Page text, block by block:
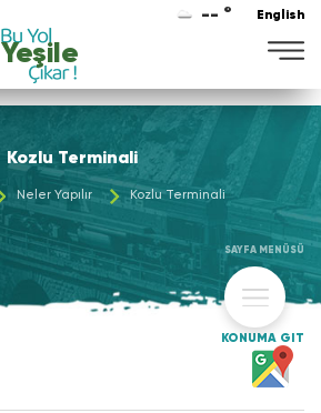
-- ° English
Yeşile
Kozlu Terminali
Neler Yapılır Kozlu Terminali
SAYFA MENÜSÜ
KONUMA GİT